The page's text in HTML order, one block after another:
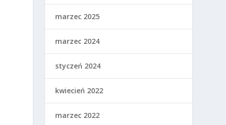
marzec 2025
marzec 2024
styczeń 2024
kwiecień 2022
marzec 2022